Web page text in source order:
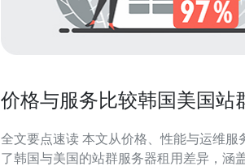
价格与服务比较韩国美国站
全文要点速读 本文从价格、性能与运维服务三个维度对比
了韩国与美国的站群服务器租用差异，涵